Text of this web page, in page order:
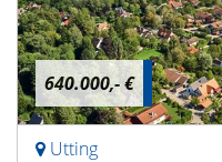
640.000,- €
Utting